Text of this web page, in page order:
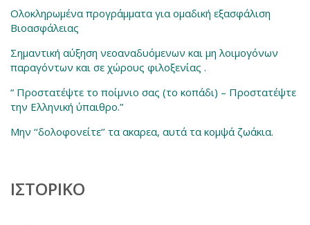
Ολοκληρωμένα προγράμματα για ομαδική εξασφάλιση
Βιοασφάλειας
Σημαντική αύξηση νεοαναδυόμενων και μη λοιμογόνων
παραγόντων και σε χώρους φιλοξενίας .
“ Προστατέψτε το ποίμνιο σας (το κοπάδι) – Προστατέψτε
την Ελληνική ύπαιθρο.”
Μην ‘‘δολοφονείτε‘’ τα ακαρεα, αυτά τα κομψά ζωάκια.
ΙΣΤΟΡΙΚΌ